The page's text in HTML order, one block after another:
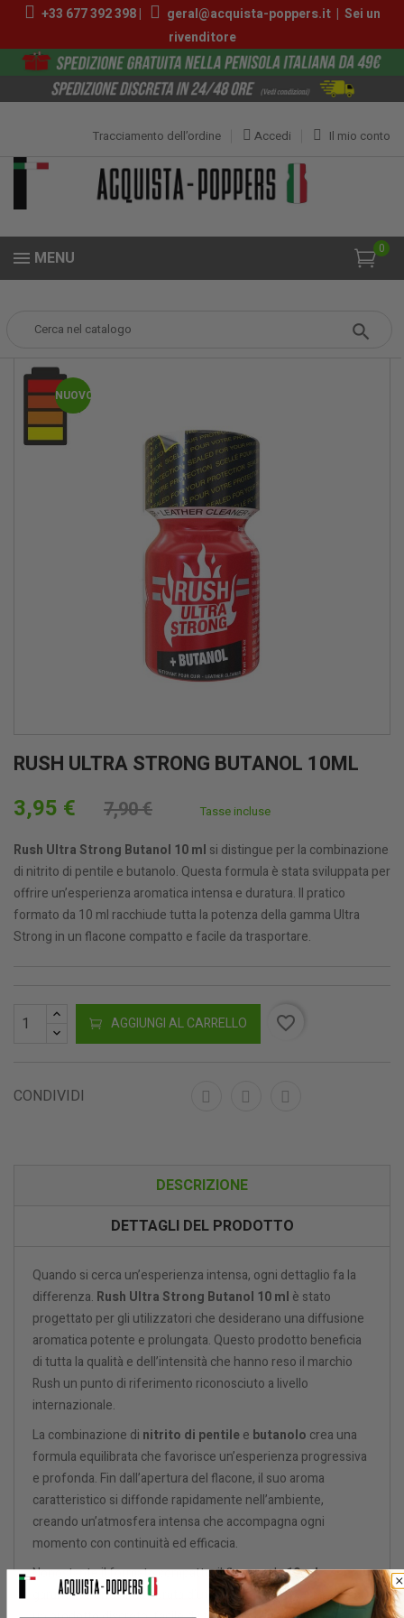
+33 677 392 398 | geral@acquista-poppers.it| Sei un
rivenditore
Il mio conto
Accedi
Tracciamento dell’ordine
0
MENU
NUOVO
RUSH ULTRA STRONG BUTANOL 10ML
3,95 € 7,90 € Tasse incluse
Rush Ultra Strong Butanol 10 ml si distingue per la combinazione
di nitrito di pentile e butanolo. Questa formula è stata sviluppata per
offrire un’esperienza aromatica intensa e duratura. Il pratico
formato da 10 ml racchiude tutta la potenza della gamma Ultra
Strong in un flacone compatto e facile da trasportare.
AGGIUNGI AL CARRELLO favorite_border
CONDIVIDI
DESCRIZIONE
DETTAGLI DEL PRODOTTO
Quando si cerca un’esperienza intensa, ogni dettaglio fa la
differenza. Rush Ultra Strong Butanol 10 ml è stato
progettato per gli utilizzatori che desiderano una diffusione
aromatica potente e prolungata. Questo prodotto beneficia
di tutta la qualità e dell’intensità che hanno reso il marchio
Rush un punto di riferimento riconosciuto a livello
internazionale.
La combinazione di nitrito di pentilee butanolo crea una
formula equilibrata che favorisce un’esperienza progressiva
e profonda. Fin dall’apertura del flacone, il suo aroma
caratteristico si diffonde rapidamente nell’ambiente,
creando un’atmosfera intensa che accompagna ogni
momento con continuità ed efficacia.
Nonostante il formato compatto, il flacone da10 ml
garantisce un’ottima durata d’utilizzo. È ideale per chi cerca